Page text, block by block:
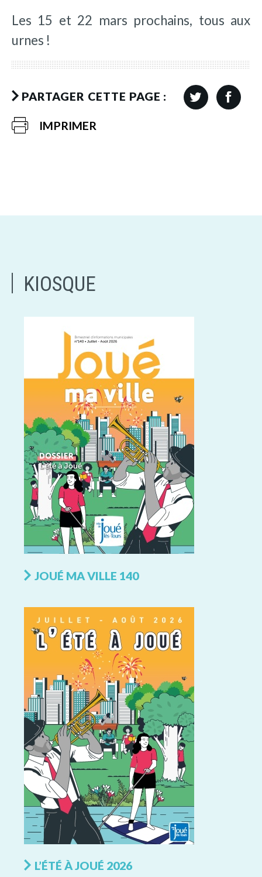
Les 15 et 22 mars prochains, tous aux
urnes !
PARTAGER CETTE PAGE :
IMPRIMER
KIOSQUE
JOUÉ MA VILLE 140
L’ÉTÉ À JOUÉ 2026